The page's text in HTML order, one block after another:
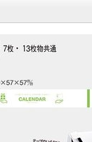
の評判が良いため。
建築